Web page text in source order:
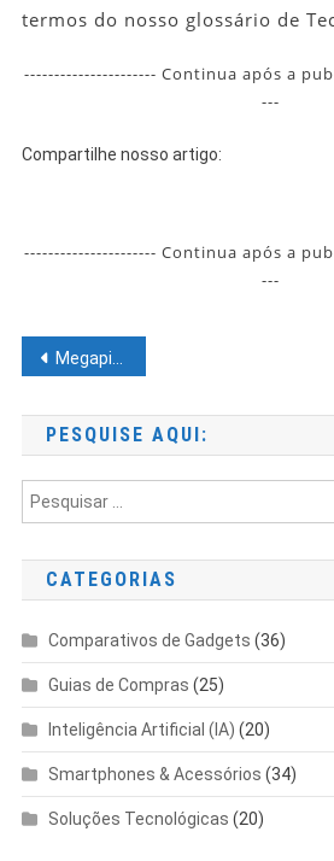
termos do nosso glossário de
---------------------- Continua após a
---
Compartilhe nosso artigo:
---------------------- Continua após a
---
Navegação
Post
Megapixel (MP)
PESQUISE AQUI:
CATEGORIAS
Comparativos de Gadgets (36)
Guias de Compras (25)
Inteligência Artificial (IA) (20)
Smartphones & Acessórios (34)
Soluções Tecnológicas (20)